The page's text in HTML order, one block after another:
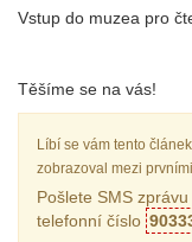
Vstup do muzea pro
Těšíme se na vás!
Líbí se vám tento
zobrazoval mezi
Pošlete SMS
telefonní číslo